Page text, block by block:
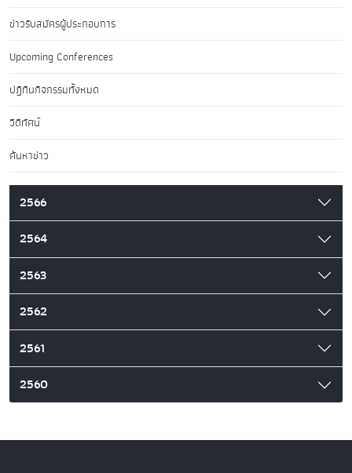
ข่าวรับสมัครผู้ประกอบการ
Upcoming Conferences
ปฏิทินกิจกรรมทั้งหมด
วิดีทัศน์
ค้นหาข่าว
2566
2564
2563
2562
2561
2560